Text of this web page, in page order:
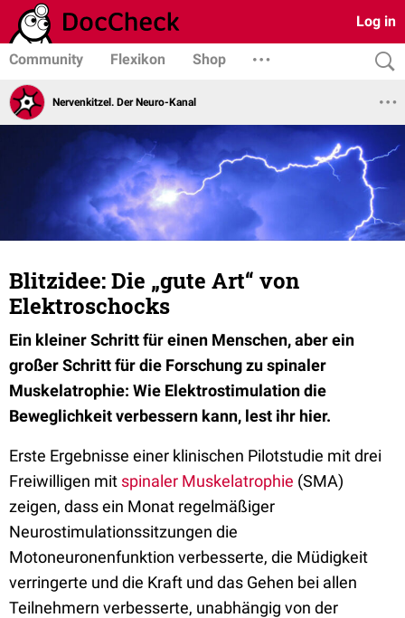
Log in
Community Flexikon Shop
Nervenkitzel. Der Neuro-Kanal
Blitzidee: Die „gute Art“ von
Elektroschocks
Ein kleiner Schritt für einen Menschen, aber ein
großer Schritt für die Forschung zu spinaler
Muskelatrophie: Wie Elektrostimulation die
Beweglichkeit verbessern kann, lest ihr hier.
Erste Ergebnisse einer klinischen Pilotstudie mit drei
Freiwilligen mit spinaler Muskelatrophie (SMA)
zeigen, dass ein Monat regelmäßiger
Neurostimulationssitzungen die
Motoneuronenfunktion verbesserte, die Müdigkeit
verringerte und die Kraft und das Gehen bei allen
Teilnehmern verbesserte, unabhängig von der